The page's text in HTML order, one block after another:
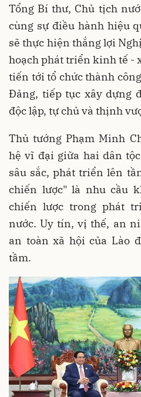
Tổng Bí thư, Chủ tịch
cùng sự điều hành hiệu
sẽ thực hiện thắng lợi
hoạch phát triển kinh tế -
tiến tới tổ chức thành
Đảng, tiếp tục xây dựng
độc lập, tự chủ và thịnh
Thủ tướng Phạm Minh
hệ vĩ đại giữa hai dân
sâu sắc, phát triển lên
chiến lược" là nhu cầu
chiến lược trong phát
nước. Uy tín, vị thế, an
an toàn xã hội của Lào
tầm.